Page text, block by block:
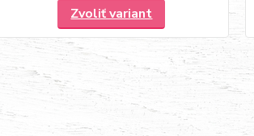
Zvoliť variant